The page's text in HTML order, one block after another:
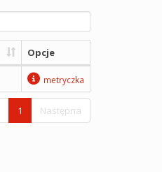
Opcje
metryczka
1 Następna